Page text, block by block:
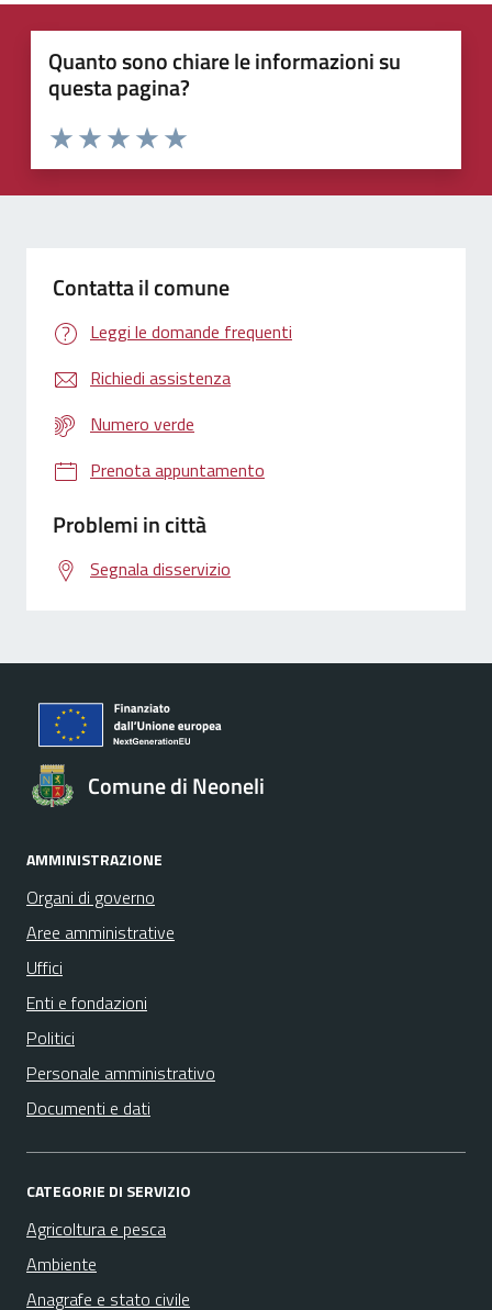
Quanto sono chiare le informazioni su
questa pagina?
Valuta 5 stelle su 5
Valuta 4 stelle su 5
Valuta 3 stelle su 5
Valuta 2 stelle su 5
Valuta 1 stelle su 5
Contatta il comune
Leggi le domande frequenti
Richiedi assistenza
Numero verde
Prenota appuntamento
Problemi in città
Segnala disservizio
Comune di Neoneli
AMMINISTRAZIONE
Organi di governo
Aree amministrative
Uffici
Enti e fondazioni
Politici
Personale amministrativo
Documenti e dati
CATEGORIE DI SERVIZIO
Agricoltura e pesca
Ambiente
Anagrafe e stato civile